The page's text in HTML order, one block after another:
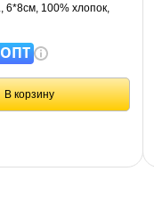
6*8см, 100% хлопок,
зерно
ОПТ
В корзину